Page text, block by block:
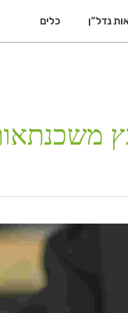
נדל”ן כלים